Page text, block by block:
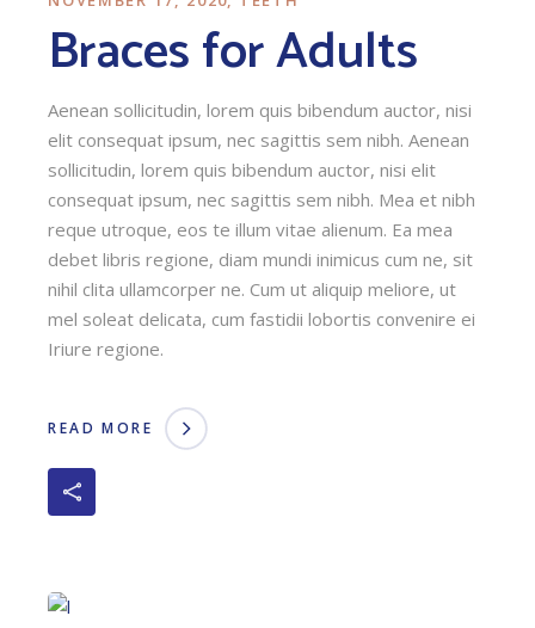
Braces for Adults
Aenean sollicitudin, lorem quis bibendum auctor, nisi
elit consequat ipsum, nec sagittis sem nibh. Aenean
sollicitudin, lorem quis bibendum auctor, nisi elit
consequat ipsum, nec sagittis sem nibh. Mea et nibh
reque utroque, eos te illum vitae alienum. Ea mea
debet libris regione, diam mundi inimicus cum ne, sit
nihil clita ullamcorper ne. Cum ut aliquip meliore, ut
mel soleat delicata, cum fastidii lobortis convenire ei
Iriure regione.
READ MORE